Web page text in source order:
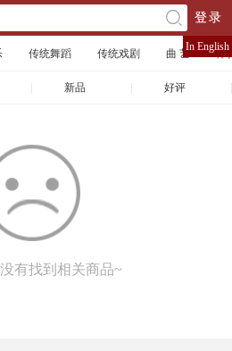
登录
传统舞蹈 传统戏剧 曲 艺 体
新品 好评
有找到相关商品~
In English